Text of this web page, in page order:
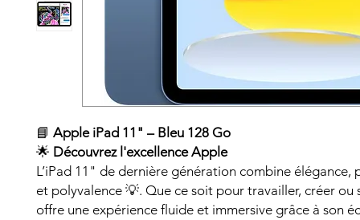
📘 Apple iPad 11" – Bleu 128 Go
🌟 Découvrez l'excellence Apple
L’iPad 11" de dernière génération combine élégance,
et polyvalence 💡. Que ce soit pour travailler, créer ou
offre une expérience fluide et immersive grâce à son